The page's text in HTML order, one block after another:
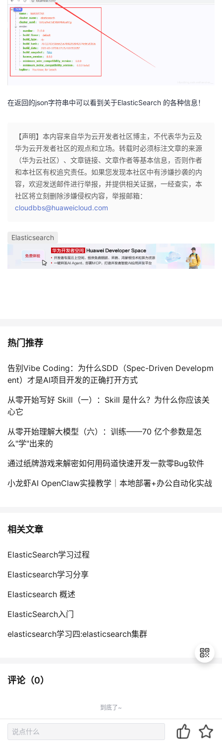
在返回的json字符串中可以看到关于ElasticSearch 的各种信息！
【声明】本内容来自华为云开发者社区博主，不代表华为云及
华为云开发者社区的观点和立场。转载时必须标注文章的来源
（华为云社区）、文章链接、文章作者等基本信息，否则作者
和本社区有权追究责任。如果您发现本社区中有涉嫌抄袭的内
容，欢迎发送邮件进行举报，并提供相关证据，一经查实，本
社区将立刻删除涉嫌侵权内容，举报邮箱：
cloudbbs@huaweicloud.com
Elasticsearch
热门推荐
告别Vibe Coding：为什么SDD（Spec-Driven Developm
ent）才是AI项目开发的正确打开方式
从零开始写好 Skill（一）：Skill 是什么？为什么你应该关
心它
从零开始理解大模型（六）：训练——70 亿个参数是怎
么"学"出来的
通过纸牌游戏来解密如何用码道快速开发一款零Bug软件
小龙虾AI OpenClaw实操教学｜本地部署+办公自动化实战
相关文章
ElasticSearch学习过程
Elasticsearch学习分享
Elasticsearch 概述
ElasticSearch入门
elasticsearch学习四:elasticsearch集群
评论（0）
到底了~